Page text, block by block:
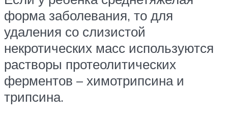
форма заболевания, то для
удаления со слизистой
некротических масс используются
растворы протеолитических
ферментов – химотрипсина и
трипсина.